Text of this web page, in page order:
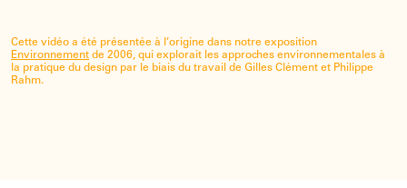
Cette vidéo a été présentée à l’origine dans notre exposition
Environnement de 2006, qui explorait les approches environnementales à
la pratique du design par le biais du travail de Gilles Clément et Philippe
Rahm.